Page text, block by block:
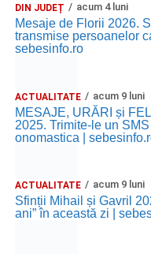
DIN JUDEȚ acum 4 luni
Mesaje de Florii 2026.
transmise persoanelor
sebesinfo.ro
ACTUALITATE acum 9 luni
MESAJE, URĂRI și
2025. Trimite-le un
onomastica |
ACTUALITATE acum 9 luni
Sfinții Mihail și Gavril
ani” în această zi |